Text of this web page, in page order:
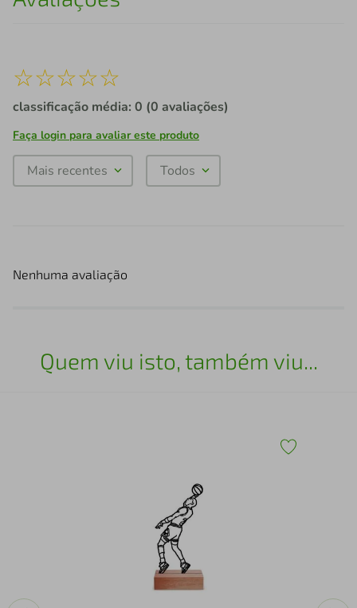
☆☆☆☆☆
classificação média: 0 (0 avaliações)
Faça login para avaliar este produto
Mais recentes Todos
Nenhuma avaliação
Quem viu isto, também viu...